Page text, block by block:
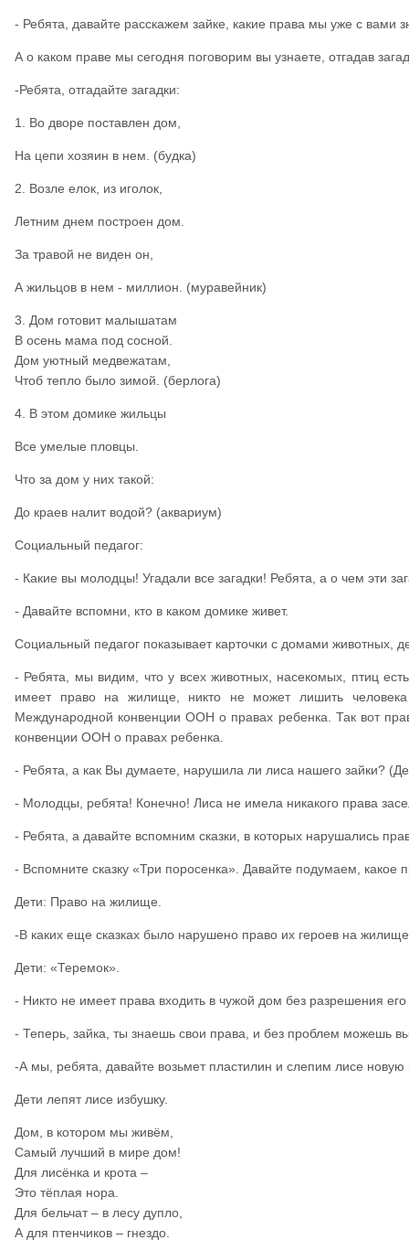
- Ребята, давайте расскажем зайке, какие права мы уже с вами
А о каком праве мы сегодня поговорим вы узнаете, отгадав
-Ребята, отгадайте загадки:
1. Во дворе поставлен дом,
На цепи хозяин в нем. (будка)
2. Возле елок, из иголок,
Летним днем построен дом.
За травой не виден он,
А жильцов в нем - миллион. (муравейник)
3. Дом готовит малышатам
В осень мама под сосной.
Дом уютный медвежатам,
Чтоб тепло было зимой. (берлога)
4. В этом домике жильцы
Все умелые пловцы.
Что за дом у них такой:
До краев налит водой? (аквариум)
Социальный педагог:
- Какие вы молодцы! Угадали все загадки! Ребята, а о чем эти
- Давайте вспомни, кто в каком домике живет.
Социальный педагог показывает карточки с домами животных,
- Ребята, мы видим, что у всех животных, насекомых, птиц
имеет право на жилище, никто не может лишить
Международной конвенции ООН о правах ребенка. Так вот
конвенции ООН о правах ребенка.
- Ребята, а как Вы думаете, нарушила ли лиса нашего зайки?
- Молодцы, ребята! Конечно! Лиса не имела никакого права
- Ребята, а давайте вспомним сказки, в которых нарушались
- Вспомните сказку «Три поросенка». Давайте подумаем, какое
Дети: Право на жилище.
-В каких еще сказках было нарушено право их героев на
Дети: «Теремок».
- Никто не имеет права входить в чужой дом без разрешения
- Теперь, зайка, ты знаешь свои права, и без проблем можешь
-А мы, ребята, давайте возьмет пластилин и слепим лисе
Дети лепят лисе избушку.
Дом, в котором мы живём,
Самый лучший в мире дом!
Для лисёнка и крота –
Это тёплая нора.
Для бельчат – в лесу дупло,
А для птенчиков – гнездо.